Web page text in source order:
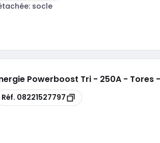
socle
Powerboost Tri - 250A - Tores
Réf. 08221527797